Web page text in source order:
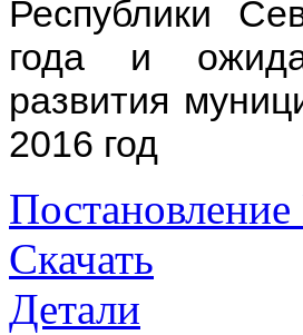
Республики
года и
развития
2016 год
Скачать
Детали